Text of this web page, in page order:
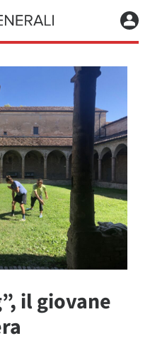
il giovane